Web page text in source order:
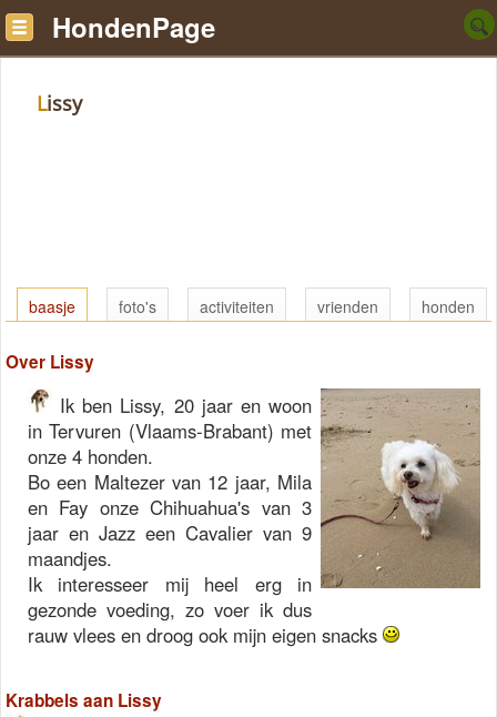
HondenPage
Lissy
baasje foto's activiteiten vrienden honden
Over Lissy
Ik ben Lissy, 20 jaar en woon
in Tervuren (Vlaams-Brabant) met
onze 4 honden.
Bo een Maltezer van 12 jaar, Mila
en Fay onze Chihuahua's van 3
jaar en Jazz een Cavalier van 9
maandjes.
Ik interesseer mij heel erg in
gezonde voeding, zo voer ik dus
rauw vlees en droog ook mijn eigen snacks
Krabbels aan Lissy